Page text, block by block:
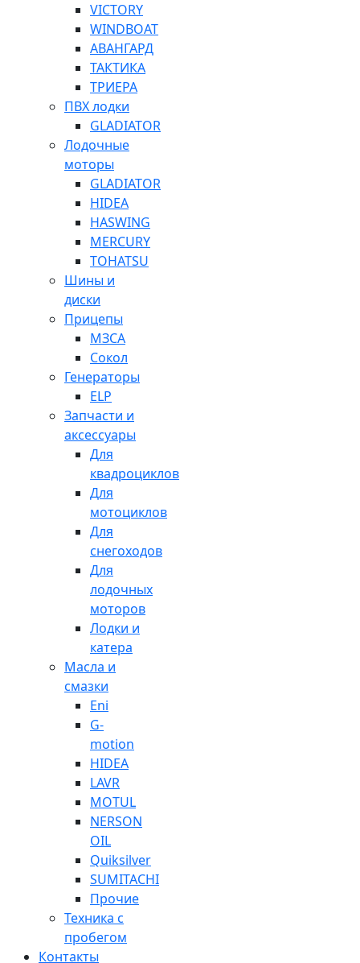
VICTORY
WINDBOAT
АВАНГАРД
ТАКТИКА
ТРИЕРА
ПВХ лодки
GLADIATOR
Лодочные
моторы
GLADIATOR
HIDEA
HASWING
MERCURY
TOHATSU
Шины и
диски
Прицепы
МЗСА
Сокол
Генераторы
ELP
Запчасти и
аксессуары
Для
квадроциклов
Для
мотоциклов
Для
снегоходов
Для
лодочных
моторов
Лодки и
катера
Масла и
смазки
Eni
G-
motion
HIDEA
LAVR
MOTUL
NERSON
OIL
Quiksilver
SUMITACHI
Прочие
Техника с
пробегом
Контакты